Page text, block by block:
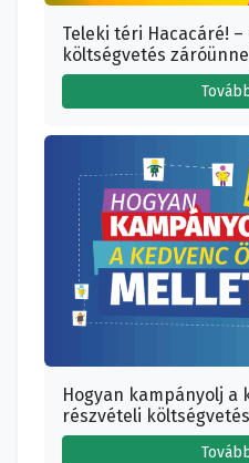
Teleki téri Hacacáré!
költségvetés
Hogyan kampányolj a
részvételi